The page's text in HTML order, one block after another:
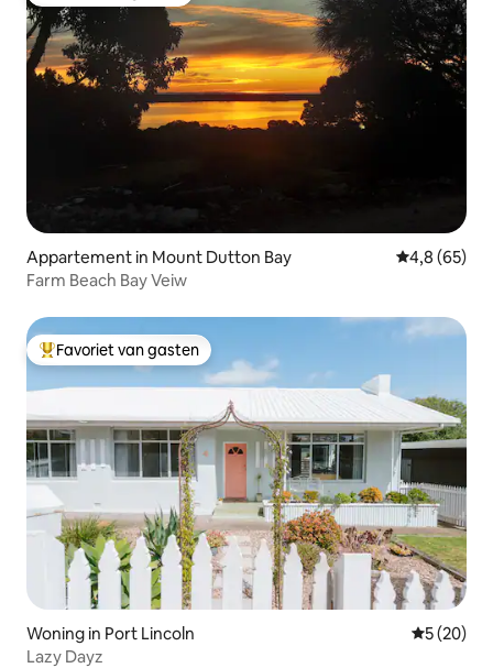
Appartement in Mount Dutton Bay Gemiddelde
4,8 (65)
Farm Beach Bay Veiw
Topfavoriet van gasten
Favoriet van gasten
Woning in Port Lincoln
5 (20)
Lazy Dayz